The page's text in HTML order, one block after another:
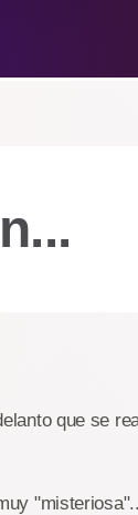
que se